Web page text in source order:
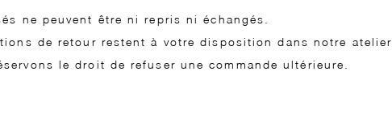
ne peuvent être ni repris ni échangés.
de retour restent à votre disposition dans notre atelier.
le droit de refuser une commande ultérieure.